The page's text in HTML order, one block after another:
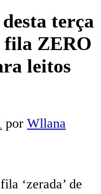
terça
fila ZERO
leitos
por Wllana
‘zerada’ de